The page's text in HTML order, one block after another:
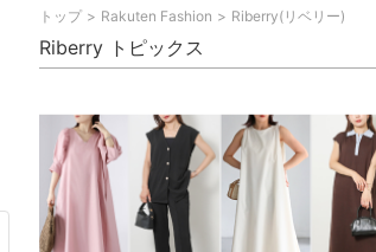
トップ Rakuten Fashion Riberry(リベリー)
Riberry トピックス